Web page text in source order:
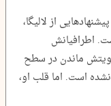
از لالیگا،
اطرافیانش
ماندن در سطح
است. اما قلب او،